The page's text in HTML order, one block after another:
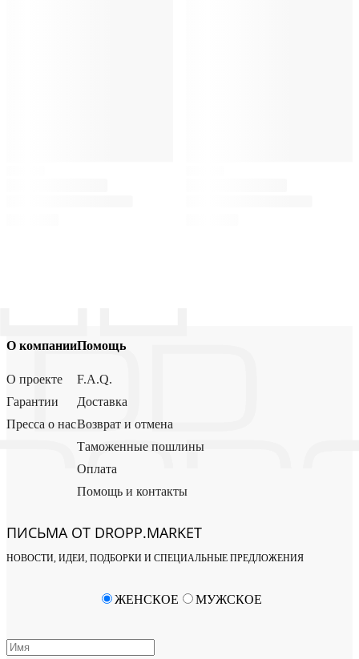
О компании
О проекте
Гарантии
Пресса о нас
Помощь
F.A.Q.
Доставка
Возврат и отмена
Таможенные пошлины
Оплата
Помощь и контакты
ПИСЬМА ОТ DROPP.MARKET
НОВОСТИ, ИДЕИ, ПОДБОРКИ И СПЕЦИАЛЬНЫЕ ПРЕДЛОЖЕНИЯ
ЖЕНСКОЕ МУЖСКОЕ